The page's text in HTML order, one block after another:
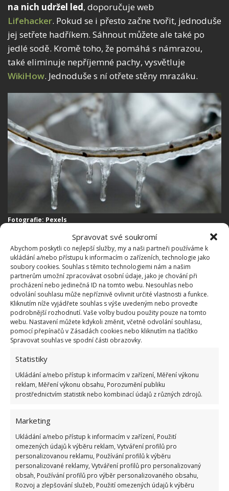
Spravovat své soukromí
Abychom poskytli co nejlepší služby, my a naši partneři používáme k
ukládání a/nebo přístupu k informacím o zařízeních, technologie jako
soubory cookies. Souhlas s těmito technologiemi nám a našim
partnerům umožní zpracovávat osobní údaje, jako je chování při
procházení nebo jedinečná ID na tomto webu. Nesouhlas nebo
odvolání souhlasu může nepříznivě ovlivnit určité vlastnosti a funkce.
Kliknutím níže vyjádřete souhlas s výše uvedeným nebo proveďte
podrobnější rozhodnutí. Vaše volby budou použity pouze na tomto
webu. Nastavení můžete kdykoli změnit, včetně odvolání souhlasu,
pomocí přepínačů v Zásadách cookies nebo kliknutím na tlačítko
Spravovat souhlas ve spodní části obrazovky.
Statistiky
Ukládání a/nebo přístup k informacím v zařízení, Měření výkonu
reklam, Měření výkonu obsahu, Porozumění publiku
prostřednictvím statistik nebo kombinací údajů z různých zdrojů.
Marketing
Ukládání a/nebo přístup k informacím v zařízení, Použití
omezených údajů k výběru reklam, Vytváření profilů pro
personalizovanou reklamu, Používání profilů k výběru
personalizované reklamy, Vytváření profilů pro personalizovaný
obsah, Používání profilů pro výběr personalizovaného obsahu,
Rozvoj a zlepšování služeb, Použití omezených údajů k výběru
na nich udržel led, doporučuje web
Lifehacker. Pokud se i přesto začne tvořit, jednoduše
jej setřete hadříkem. Sáhnout můžete ale také po
jedlé sodě. Kromě toho, že pomáhá s námrazou,
také eliminuje nepříjemné pachy, vysvětluje
WikiHow. Jednoduše s ní otřete stěny mrazáku.
Fotografie: Pexels
Poslední trik, který vám ušetří spoustu času při
odmrazování, je nalepení fólie na stěny mrazáku.
Můžete použítpotravinovou nebo okennífólii,
která je o něco silnějšía odolnější. Led se bude
tvořit pouze na fólii, kterou z mrazáku snadno
odstraníte. Na BydlímeÚtulně jsme také radili, jaké
můžete využít přírodnípohlcovače zápachu v
lednici.